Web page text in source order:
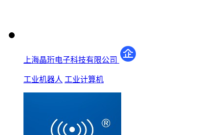
上海晶珩电子科技有限公司
工业机器人 工业计算机